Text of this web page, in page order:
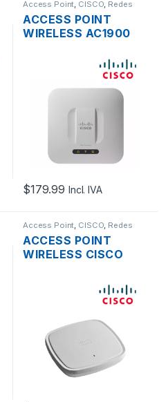
Access Point, CISCO, Redes
ACCESS POINT
WIRELESS AC1900
A-K9 DUAL BAND
450MBPS GIGABIT
SOPORTE POE
$179.99 Incl. IVA
Access Point, CISCO, Redes
ACCESS POINT
WIRELESS CISCO
AX 2.5GB DUAL
BAND MU-MIMO 4×4
WAVE 2 WI-FI 6
GIGABIT BLUETOOTH
SOPORTA POE+
TECHO